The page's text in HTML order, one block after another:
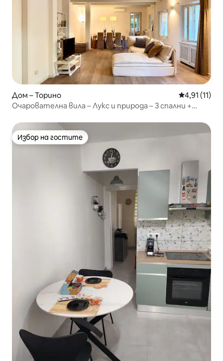
Дом – Торино Средна
4,91 (11)
Очарователна вила – Лукс и природа – 3 спални +
Избор на гостите
Избор на гостите